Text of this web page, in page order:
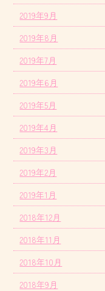
2019年9月
2019年8月
2019年7月
2019年6月
2019年5月
2019年4月
2019年3月
2019年2月
2019年1月
2018年12月
2018年11月
2018年10月
2018年9月